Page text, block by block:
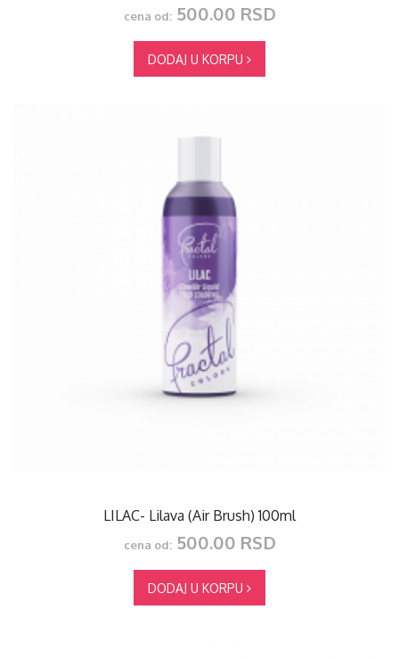
cena od:500.00 RSD
DODAJ U KORPU
LILAC- Lilava (Air Brush) 100ml
cena od:500.00 RSD
DODAJ U KORPU